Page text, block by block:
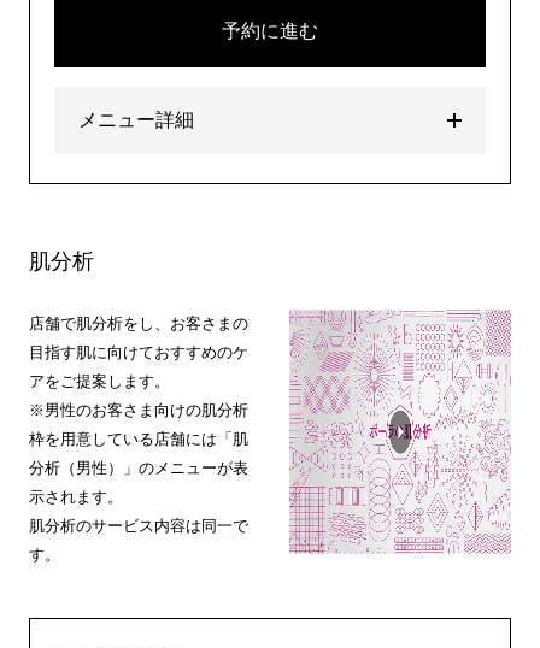
予約に進む
メニュー詳細
肌分析
店舗で肌分析をし、お客さまの
目指す肌に向けておすすめのケ
アをご提案します。
※男性のお客さま向けの肌分析
枠を用意している店舗には「肌
分析（男性）」のメニューが表
示されます。
肌分析のサービス内容は同一で
す。